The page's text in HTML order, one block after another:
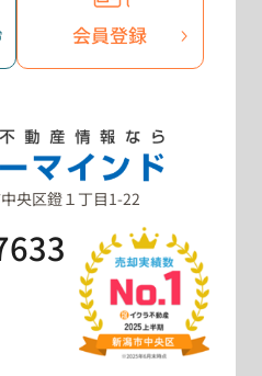
会員登録
央区鐙１丁目1-22